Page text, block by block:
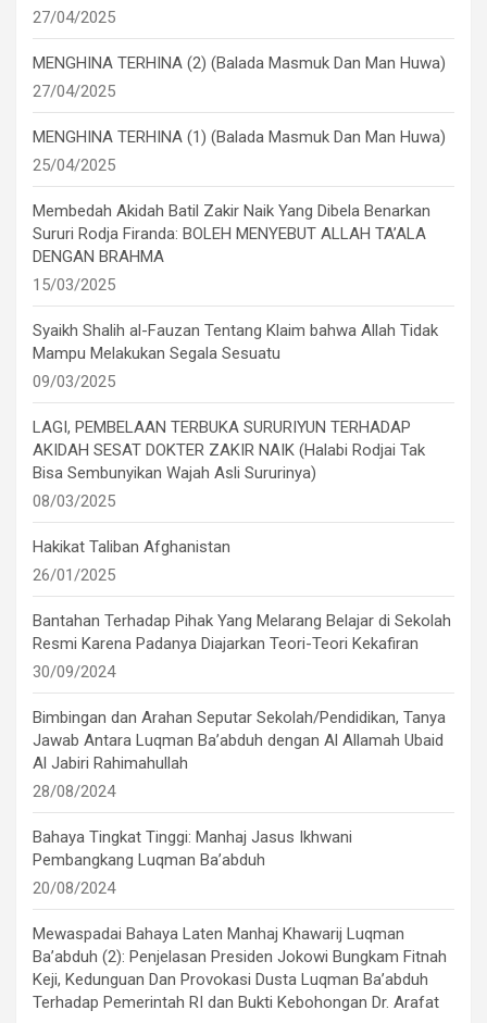
27/04/2025
MENGHINA TERHINA (2) (Balada Masmuk Dan Man Huwa)
27/04/2025
MENGHINA TERHINA (1) (Balada Masmuk Dan Man Huwa)
25/04/2025
Membedah Akidah Batil Zakir Naik Yang Dibela Benarkan
Sururi Rodja Firanda: BOLEH MENYEBUT ALLAH TA’ALA
DENGAN BRAHMA
15/03/2025
Syaikh Shalih al-Fauzan Tentang Klaim bahwa Allah Tidak
Mampu Melakukan Segala Sesuatu
09/03/2025
LAGI, PEMBELAAN TERBUKA SURURIYUN TERHADAP
AKIDAH SESAT DOKTER ZAKIR NAIK (Halabi Rodjai Tak
Bisa Sembunyikan Wajah Asli Sururinya)
08/03/2025
Hakikat Taliban Afghanistan
26/01/2025
Bantahan Terhadap Pihak Yang Melarang Belajar di Sekolah
Resmi Karena Padanya Diajarkan Teori-Teori Kekafiran
30/09/2024
Bimbingan dan Arahan Seputar Sekolah/Pendidikan, Tanya
Jawab Antara Luqman Ba’abduh dengan Al Allamah Ubaid
Al Jabiri Rahimahullah
28/08/2024
Bahaya Tingkat Tinggi: Manhaj Jasus Ikhwani
Pembangkang Luqman Ba’abduh
20/08/2024
Mewaspadai Bahaya Laten Manhaj Khawarij Luqman
Ba’abduh (2): Penjelasan Presiden Jokowi Bungkam Fitnah
Keji, Kedunguan Dan Provokasi Dusta Luqman Ba’abduh
Terhadap Pemerintah RI dan Bukti Kebohongan Dr. Arafat